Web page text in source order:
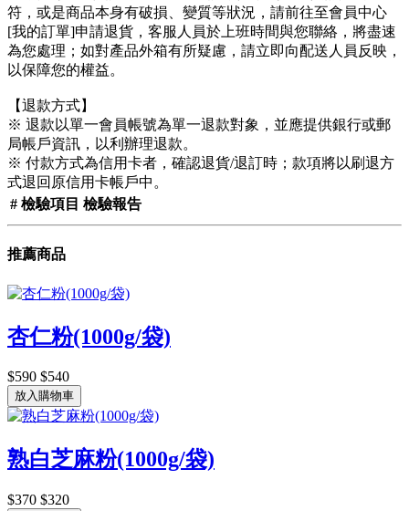
符，或是商品本身有破損、變質等狀況，請前往至會員中心
[我的訂單]申請退貨，客服人員於上班時間與您聯絡，將盡速
為您處理；如對產品外箱有所疑慮，請立即向配送人員反映，
以保障您的權益。
【退款方式】
※ 退款以單一會員帳號為單一退款對象，並應提供銀行或郵
局帳戶資訊，以利辦理退款。
※ 付款方式為信用卡者，確認退貨/退訂時；款項將以刷退方
式退回原信用卡帳戶中。
# 檢驗項目 檢驗報告
推薦商品
杏仁粉(1000g/袋)
$590 $540
放入購物車
熟白芝麻粉(1000g/袋)
$370 $320